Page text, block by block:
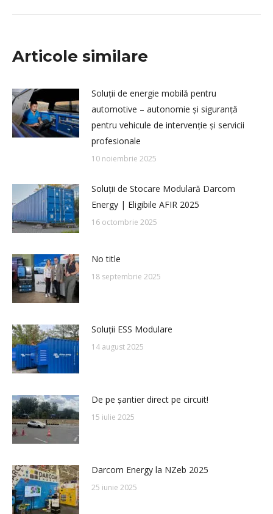
Articole similare
Soluții de energie mobilă pentru
automotive – autonomie și siguranță
pentru vehicule de intervenție și servicii
profesionale
10 noiembrie 2025
Soluții de Stocare Modulară Darcom
Energy | Eligibile AFIR 2025
16 octombrie 2025
No title
18 septembrie 2025
Soluții ESS Modulare
14 august 2025
De pe șantier direct pe circuit!
15 iulie 2025
Darcom Energy la NZeb 2025
25 iunie 2025